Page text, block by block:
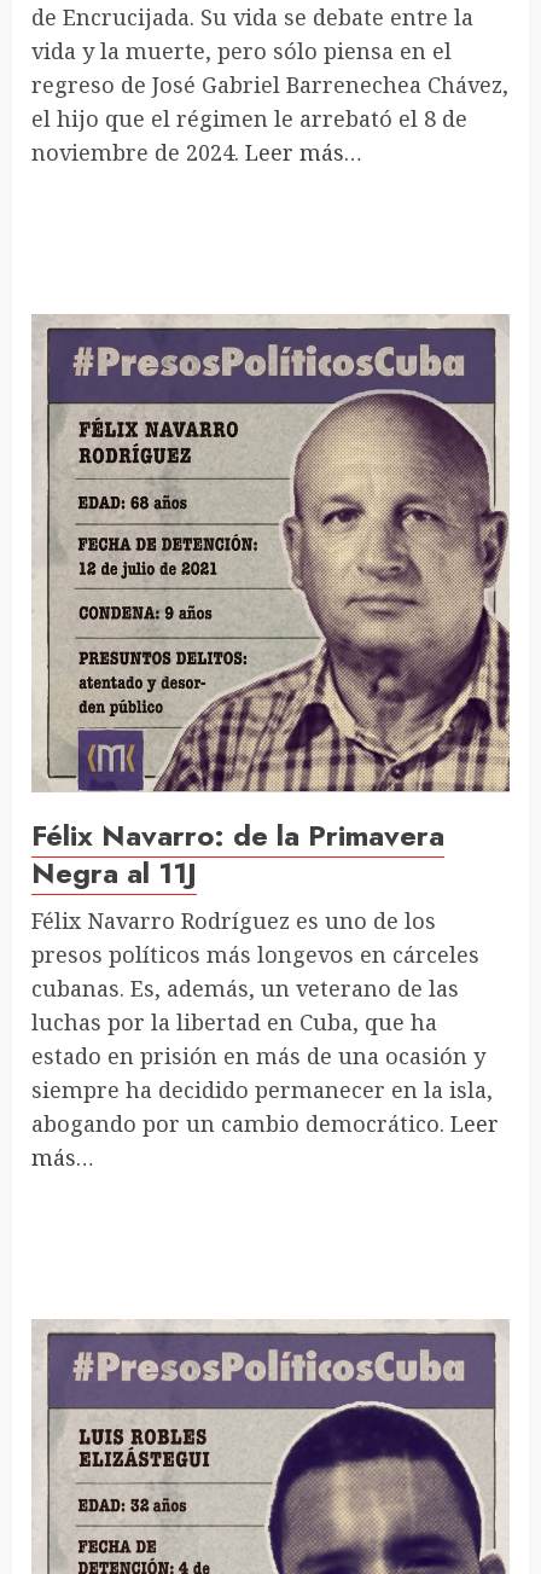
de Encrucijada. Su vida se debate entre la
vida y la muerte, pero sólo piensa en el
regreso de José Gabriel Barrenechea Chávez,
el hijo que el régimen le arrebató el 8 de
noviembre de 2024. Leer más…
Félix Navarro: de la Primavera
Negra al 11J
Félix Navarro Rodríguez es uno de los
presos políticos más longevos en cárceles
cubanas. Es, además, un veterano de las
luchas por la libertad en Cuba, que ha
estado en prisión en más de una ocasión y
siempre ha decidido permanecer en la isla,
abogando por un cambio democrático. Leer
más…